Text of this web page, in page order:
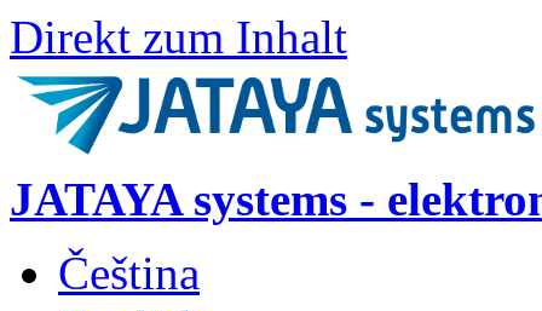
Direkt zum Inhalt
JATAYA systems -
Čeština